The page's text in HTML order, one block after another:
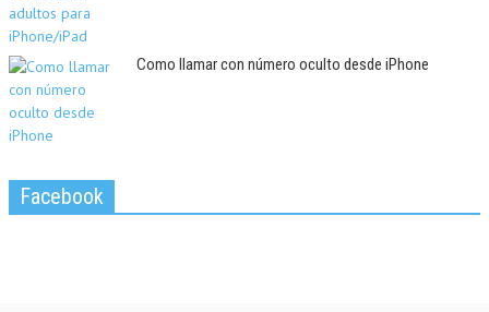
Como llamar con número oculto desde iPhone
Facebook